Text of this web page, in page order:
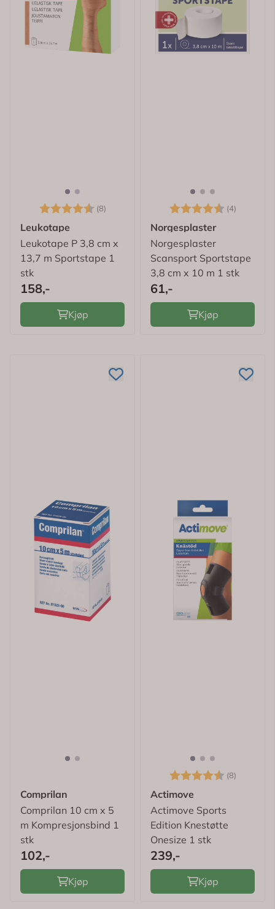
Karakter: (8)
4.8 av 5 mulige
Leukotape
Leukotape P 3,8 cm x
13,7 m Sportstape 1
stk
158,-
Kjøp
Karakter: (4)
Norgesplaster
Norgesplaster
Scansport Sportstape
3,8 cm x 10 m 1 stk
61,-
Kjøp
Comprilan
Comprilan 10 cm x 5
m Kompresjonsbind 1
stk
102,-
Kjøp
Karakter: (8)
Actimove
Actimove Sports
Edition Knestøtte
Onesize 1 stk
239,-
Kjøp